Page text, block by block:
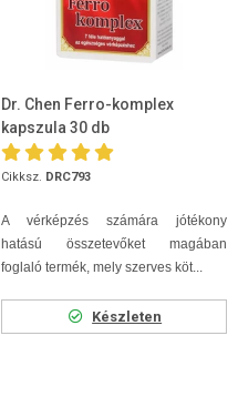
Dr. Chen Ferro-komplex
kapszula 30 db
Cikksz. DRC793
A vérképzés számára jótékony
hatású összetevőket magában
foglaló termék, mely szerves köt...
Készleten